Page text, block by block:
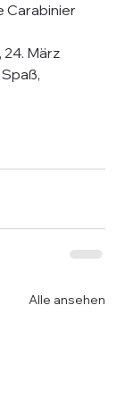
Carabinier
24. März
Alle ansehen